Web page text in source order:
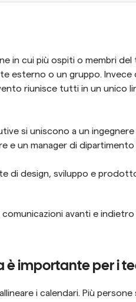
in cui più ospiti o membri del
esterno o un gruppo. Invece
riunisce tutti in un unico
si uniscono a un ingegnere
e un manager di
di design, sviluppo e
avanti e
è importante per i
i calendari. Più persone